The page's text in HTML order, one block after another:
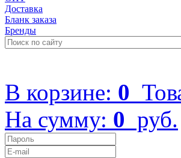
Доставка
Бланк заказа
Бренды
В корзине: 0
На сумму: 0 руб.